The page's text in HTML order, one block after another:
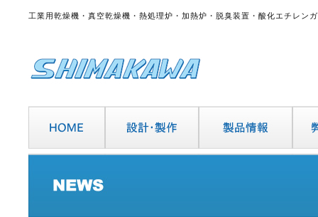
工業用乾燥機・真空乾燥機・熱処理炉・加熱炉・脱臭装置・酸化エチレン